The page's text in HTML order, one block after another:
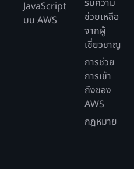
JavaScript
บน AWS
รับความ
ช่วยเหลือ
จากผู้
เชี่ยวชาญ
การช่วย
การเข้า
ถึงของ
AWS
กฎหมาย